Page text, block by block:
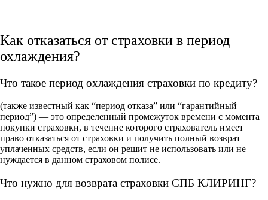
Как отказаться от страховки в период
охлаждения?
Что такое период охлаждения страховки по кредиту?
(также известный как “период отказа” или “гарантийный
период”) — это определенный промежуток времени с момента
покупки страховки, в течение которого страхователь имеет
право отказаться от страховки и получить полный возврат
уплаченных средств, если он решит не использовать или не
нуждается в данном страховом полисе.
Что нужно для возврата страховки СПБ КЛИРИНГ?